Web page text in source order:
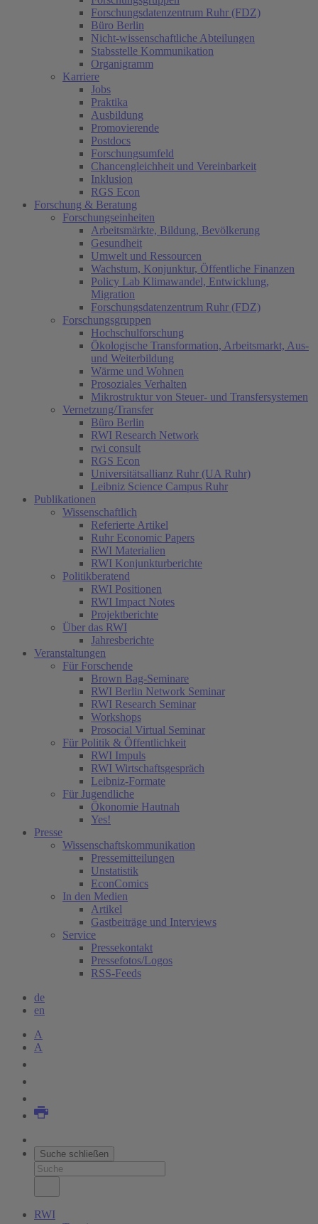
Forschungsdatenzentrum Ruhr (FDZ)
Büro Berlin
Nicht-wissenschaftliche Abteilungen
Stabsstelle Kommunikation
Organigramm
Karriere
Jobs
Praktika
Ausbildung
Promovierende
Postdocs
Forschungsumfeld
Chancengleichheit und Vereinbarkeit
Inklusion
RGS Econ
Forschung & Beratung
Forschungseinheiten
Arbeitsmärkte, Bildung, Bevölkerung
Gesundheit
Umwelt und Ressourcen
Wachstum, Konjunktur, Öffentliche Finanzen
Policy Lab Klimawandel, Entwicklung,
Migration
Forschungsdatenzentrum Ruhr (FDZ)
Forschungsgruppen
Hochschulforschung
Ökologische Transformation, Arbeitsmarkt, Aus-
und Weiterbildung
Wärme und Wohnen
Prosoziales Verhalten
Mikrostruktur von Steuer- und Transfersystemen
Vernetzung/Transfer
Büro Berlin
RWI Research Network
rwi consult
RGS Econ
Universitätsallianz Ruhr (UA Ruhr)
Leibniz Science Campus Ruhr
Publikationen
Wissenschaftlich
Referierte Artikel
Ruhr Economic Papers
RWI Materialien
RWI Konjunkturberichte
Politikberatend
RWI Positionen
RWI Impact Notes
Projektberichte
Über das RWI
Jahresberichte
Veranstaltungen
Für Forschende
Brown Bag-Seminare
RWI Berlin Network Seminar
RWI Research Seminar
Workshops
Prosocial Virtual Seminar
Für Politik & Öffentlichkeit
RWI Impuls
RWI Wirtschaftsgespräch
Leibniz-Formate
Für Jugendliche
Ökonomie Hautnah
Yes!
Presse
Wissenschaftskommunikation
Pressemitteilungen
Unstatistik
EconComics
In den Medien
Artikel
Gastbeiträge und Interviews
Service
Pressekontakt
Pressefotos/Logos
RSS-Feeds
de
en
A
A
Suche schließen
RWI